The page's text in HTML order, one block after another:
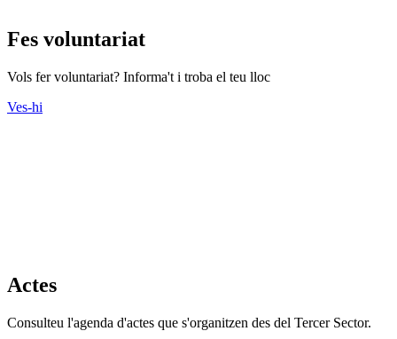
Fes voluntariat
Vols fer voluntariat? Informa't i troba el teu lloc
Ves-hi
Actes
Consulteu l'agenda d'actes que s'organitzen des del Tercer Sector.